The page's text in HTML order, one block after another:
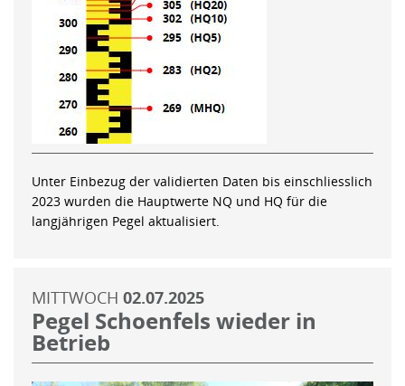
Unter Einbezug der validierten Daten bis einschliesslich
2023 wurden die Hauptwerte NQ und HQ für die
langjährigen Pegel aktualisiert.
MITTWOCH 02.07.2025
Pegel Schoenfels wieder in
Betrieb